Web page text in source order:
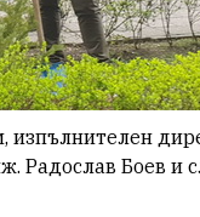
изпълнителен
Радослав Боев и